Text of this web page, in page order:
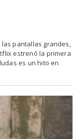
pantallas grandes,
estrenó la primera
es un hito en